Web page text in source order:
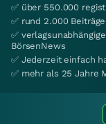
✅ über 550.000
✅ rund 2.000
✅
BörsenNews
✅ Jederzeit einfach
✅ mehr als 25 Jahre